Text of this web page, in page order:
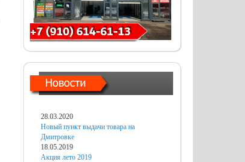
28.03.2020
Новый пункт выдачи товара на
Дмитровке
18.05.2019
Акция лето 2019